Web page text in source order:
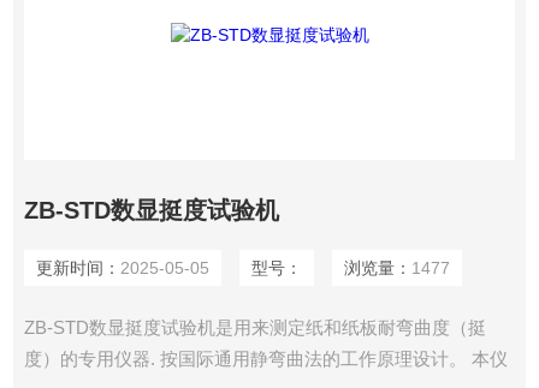
ZB-STD数显挺度试验机
更新时间： 2025-05-05 型号： 浏览量： 1477
ZB-STD数显挺度试验机是用来测定纸和纸板耐弯曲度（挺
度）的专用仪器. 按国际通用静弯曲法的工作原理设计。 本仪